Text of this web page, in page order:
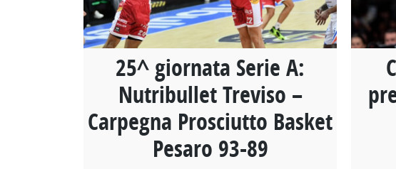
25^ giornata Serie A:
Nutribullet Treviso –
Carpegna Prosciutto Basket
Pesaro 93-89